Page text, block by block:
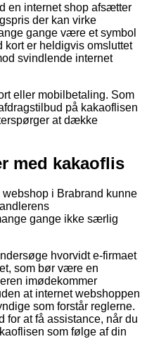
en internet shop afsætter
der kan virke
gange være et symbol
er heldigvis omsluttet
svindlende internet
eller mobilbetaling. Som
på kakaoflisen
at dække
med kakaoflis
i Brabrand kunne
gange ikke særlig
hvorvidt e-firmaet
som bør være en
imødekommer
at internet webshoppen
som forstår reglerne.
for at få assistance, når du
som følge af din